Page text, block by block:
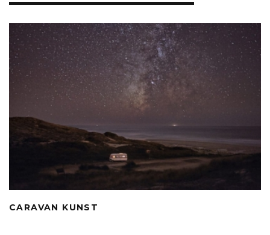
k
CARAVAN KUNST